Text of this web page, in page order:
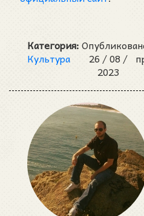
Категория:
Культура
26 /08 /
2023